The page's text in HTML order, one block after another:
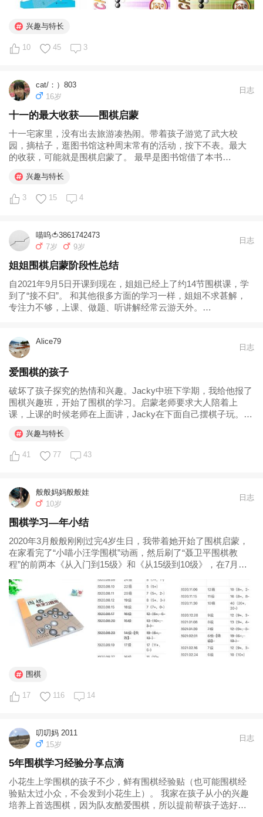
兴趣与特长
10 45 3
cat/：）803
16岁
日志
十一的最大收获——围棋启蒙
十一宅家里，没有出去旅游凑热闹。带着孩子游览了武大校
园，摘桔子，逛图书馆这种周末常有的活动，按下不表。最大
的收获，可能就是围棋启蒙了。 最早是图书馆借了本书
陪着孩子一起玩。结果发现孩子...
兴趣与特长
3 15 4
喵呜🍅3861742473
7岁
9岁
日志
姐姐围棋启蒙阶段性总结
自2021年9月5日开课到现在，姐姐已经上了约14节围棋课，学
到了“接不归”。 和其他很多方面的学习一样，姐姐不求甚解，
专注力不够，上课、做题、听讲解经常云游天外。
是...
Alice79
日志
爱围棋的孩子
破坏了孩子探究的热情和兴趣。Jacky中班下学期，我给他报了
围棋兴趣班，开始了围棋的学习。启蒙老师要求大人陪着上
课，上课的时候老师在上面讲，Jacky在下面自己摆棋子玩。
完再摆。但Jacky停不了两分钟，就又开始摆弄。我忍不住问
他：“你...
兴趣与特长
41 77 43
般般妈妈般般娃
10岁
日志
围棋学习—年小结
2020年3月般般刚刚过完4岁生日，我带着她开始了围棋启蒙，
在家看完了“小喵小汪学围棋”动画，然后刷了“聂卫平围棋教
程”的前两本《从入门到15级》和《从15级到10级》，在7月底
班的最后一周课，然后就等到9月份围棋班开课在启蒙班正式学
习。 去年...
围棋
17 116 14
叨叨妈 2011
15岁
日志
5年围棋学习经验分享点滴
小花生上学围棋的孩子不少，鲜有围棋经验贴（也可能围棋经
验贴太过小众，不会发到小花生上）。 我家在孩子从小的兴趣
培养上首选围棋，因为队友酷爱围棋，所以提前帮孩子选好